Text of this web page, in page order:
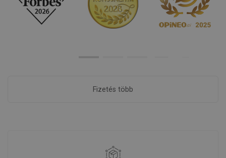
Fizetés több